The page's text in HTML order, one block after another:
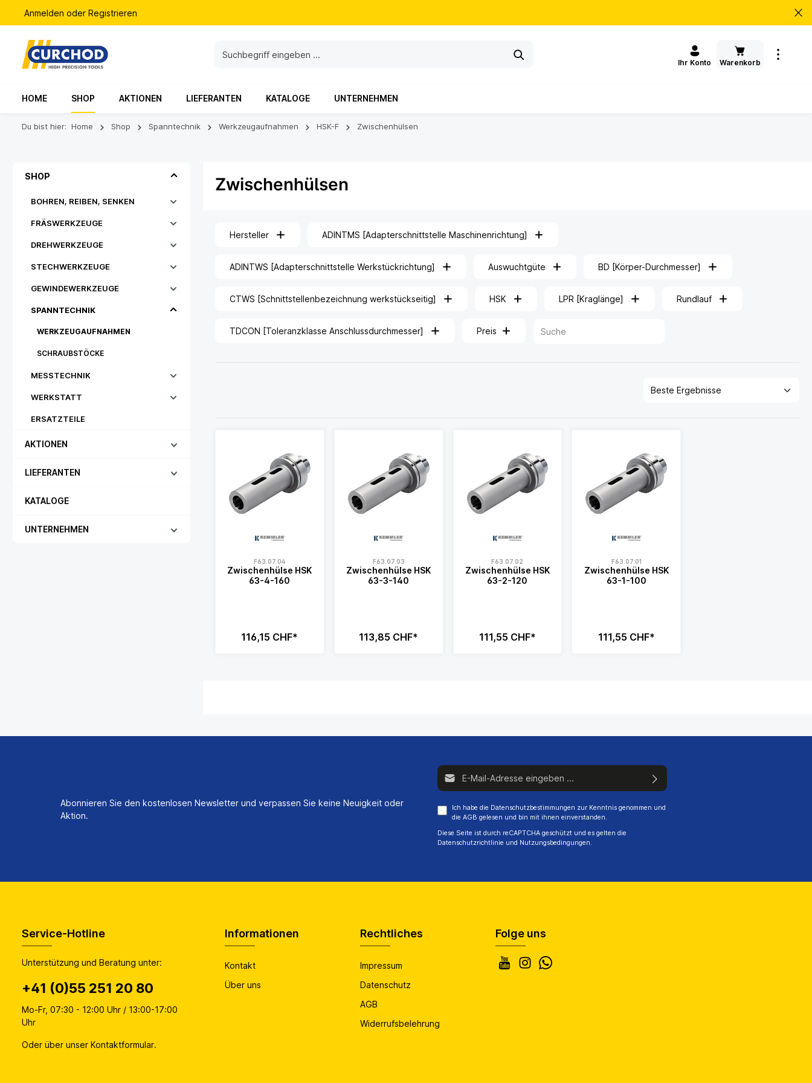
Anmelden oder Registrieren
Ihr Konto Warenkorb
HOME SHOP AKTIONEN LIEFERANTEN KATALOGE UNTERNEHMEN
Du bist hier: Home Shop Spanntechnik Werkzeugaufnahmen HSK-F Zwischenhülsen
SHOP
BOHREN, REIBEN, SENKEN
FRÄSWERKZEUGE
DREHWERKZEUGE
STECHWERKZEUGE
GEWINDEWERKZEUGE
SPANNTECHNIK
WERKZEUGAUFNAHMEN
SCHRAUBSTÖCKE
MESSTECHNIK
WERKSTATT
ERSATZTEILE
AKTIONEN
LIEFERANTEN
KATALOGE
UNTERNEHMEN
Zwischenhülsen
Hersteller ADINTMS [Adapterschnittstelle Maschinenrichtung]
ADINTWS [Adapterschnittstelle Werkstückrichtung] Auswuchtgüte BD [Körper-Durchmesser]
CTWS [Schnittstellenbezeichnung werkstückseitig] HSK LPR [Kraglänge] Rundlauf
TDCON [Toleranzklasse Anschlussdurchmesser] Preis
F63.07.04
Zwischenhülse HSK
63-4-160
116,15 CHF*
F63.07.03
Zwischenhülse HSK
63-3-140
113,85 CHF*
F63.07.02
Zwischenhülse HSK
63-2-120
111,55 CHF*
F63.07.01
Zwischenhülse HSK
63-1-100
111,55 CHF*
Abonnieren Sie den kostenlosen Newsletter und verpassen Sie keine Neuigkeit oder
Aktion.
E-Mail-Adresse*
Ich habe die Datenschutzbestimmungen zur Kenntnis genommen und
die AGB gelesen und bin mit ihnen einverstanden.
Diese Seite ist durch reCAPTCHA geschützt und es gelten die
Datenschutzrichtlinie und Nutzungsbedingungen.
Folge uns
Service-Hotline
Unterstützung und Beratung unter:
+41 (0)55 251 20 80
Mo-Fr, 07:30 - 12:00 Uhr / 13:00-17:00
Uhr
Oder über unser Kontaktformular.
Informationen
Kontakt
Über uns
Rechtliches
Impressum
Datenschutz
AGB
Widerrufsbelehrung